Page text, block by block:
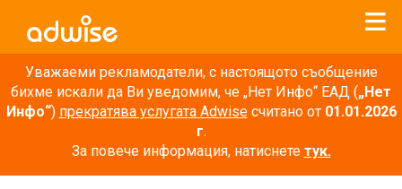
Уважаеми рекламодатели, с настоящото съобщение
бихме искали да Ви уведомим, че „Нет Инфо“ ЕАД („Нет
Инфо“) прекратява услугата Adwiseсчитано от 01.01.2026
г.
За повече информация, натиснете тук.